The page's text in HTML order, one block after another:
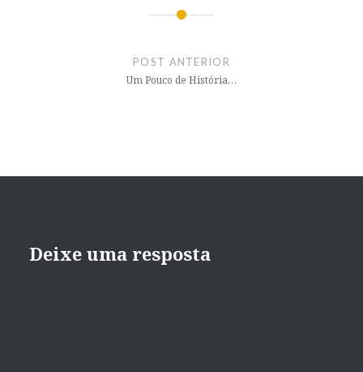
POST ANTERIOR
Um Pouco de História…
Deixe uma resposta